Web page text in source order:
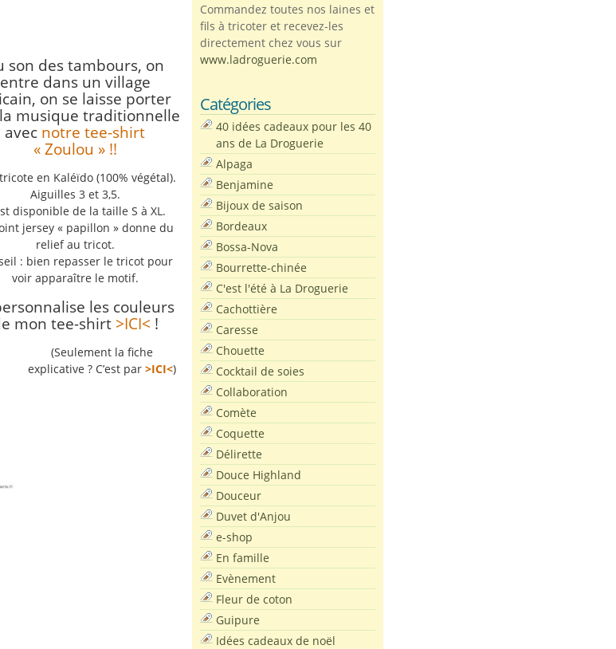
son des tambours, on
entre dans un village
on se laisse porter
musique traditionnelle
avec notre tee-shirt
« Zoulou » !!
en Kaléïdo (100% végétal).
Aiguilles 3 et 3,5.
disponible de la taille S à XL.
jersey « papillon » donne du
relief au tricot.
: bien repasser le tricot pour
voir apparaître le motif.
les couleurs
mon tee-shirt >ICI< !
(Seulement la fiche
explicative ? C’est par >ICI<)
Commandez toutes nos laines et
fils à tricoter et recevez-les
directement chez vous sur
www.ladroguerie.com
Catégories
40 idées cadeaux pour les 40
ans de La Droguerie
Alpaga
Benjamine
Bijoux de saison
Bordeaux
Bossa-Nova
Bourrette-chinée
C'est l'été à La Droguerie
Cachottière
Caresse
Chouette
Cocktail de soies
Collaboration
Comète
Coquette
Délirette
Douce Highland
Douceur
Duvet d'Anjou
e-shop
En famille
Evènement
Fleur de coton
Guipure
Idées cadeaux de noël